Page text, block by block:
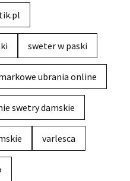
sweter w paski
ubrania online
swetry damskie
varlesca